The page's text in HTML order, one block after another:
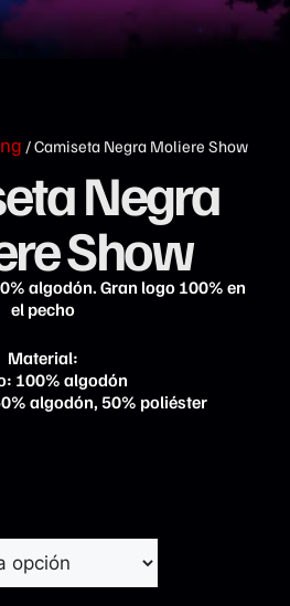
/ Camiseta Negra Moliere Show
Negra
Show
algodón. Gran logo 100% en
el pecho
Material:
100% algodón
algodón, 50% poliéster